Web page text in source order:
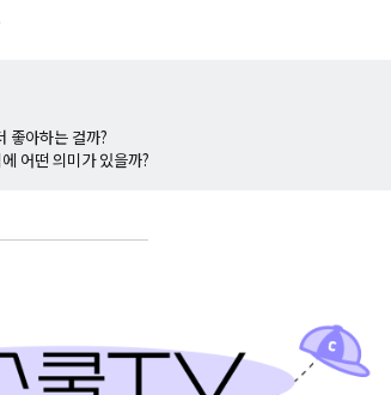
좋아하는 걸까?
어떤 의미가 있을까?